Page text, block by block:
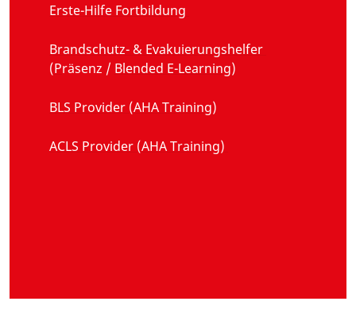
Erste-Hilfe Fortbildung
Brandschutz- & Evakuierungshelfer
(Präsenz / Blended E-Learning)
BLS Provider (AHA Training)
ACLS Provider (AHA Training)